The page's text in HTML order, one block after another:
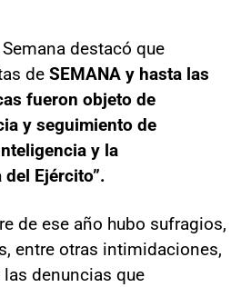
destacó que
de SEMANA y hasta las
fueron objeto de
y seguimiento de
y la
Ejército”.
de ese año hubo sufragios,
entre otras intimidaciones,
denuncias que